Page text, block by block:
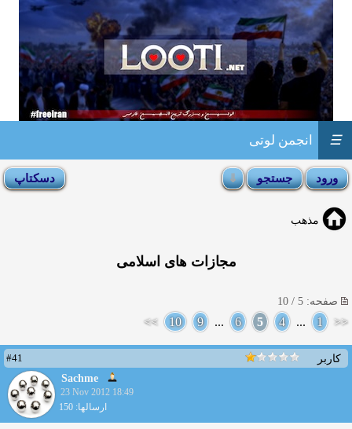
انجمن لوتی ☰
مذهب
مجازات های اسلامی
صفحه: 5 / 10
<<
1
...
4
5
6
...
9
10
>>
کاربر
#41
Sachme
23 Nov 2012 18:49
ارسالها: 150